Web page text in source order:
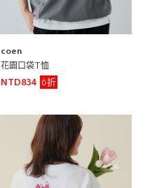
coen
花園口袋T恤
NTD834
6折